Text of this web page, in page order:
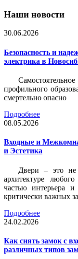
Наши новости
30.06.2026
Безопасность и
электрика в
профильного
смертельно опасно
Подробнее
08.05.2026
Входные и
и Эстетика
Двери – это не
архитектуре
частью интерьера
критически важных
Подробнее
24.02.2026
Как снять замок с
различных типов